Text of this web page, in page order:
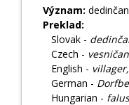
Význam:
Preklad:
Slovak -
Czech -
English -
German -
Hungarian -